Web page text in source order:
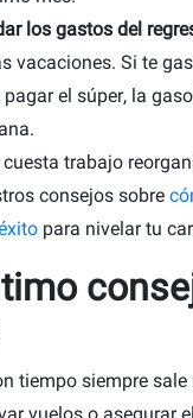
los gastos del
vacaciones. Si te
pagar el súper, la
cuesta trabajo
consejos sobre
para nivelar tu
tiempo siempre